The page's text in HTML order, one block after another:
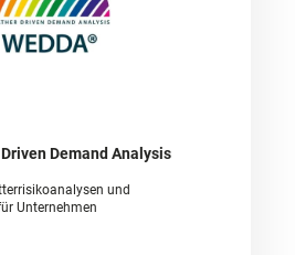
Demand Analysis
und
Unternehmen